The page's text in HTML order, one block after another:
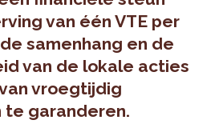
van één VTE per
samenhang en de
van de lokale acties
vroegtijdig
garanderen.